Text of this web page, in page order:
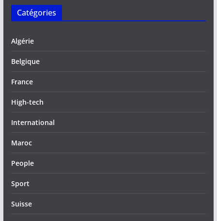
Catégories
Algérie
Belgique
France
High-tech
International
Maroc
People
Sport
Suisse